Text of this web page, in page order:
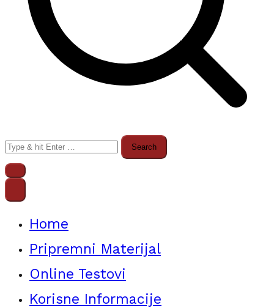
Search
Home
Pripremni Materijal
Online Testovi
Korisne Informacije